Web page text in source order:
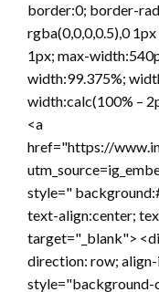
border:0; border-
rgba(0,0,0,0.5),0
1px; max-
width:99.375%;
width:calc(100% –
<a
href="https://
style="
text-align:center;
target="_blank">
direction: row;
style="background-